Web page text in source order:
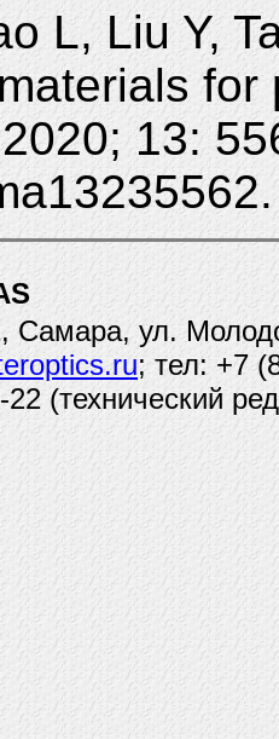
L, Liu Y,
for
13:
Самара, ул.
; тел: +7
(технический